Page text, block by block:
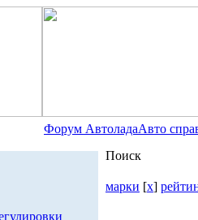
Форум АвтоладаАвто
Поиск
марки [x]